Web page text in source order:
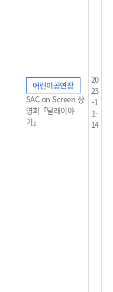
어린이공연장
SAC on Screen 상
영회「달래이야
기」
20
23
-1
1-
14